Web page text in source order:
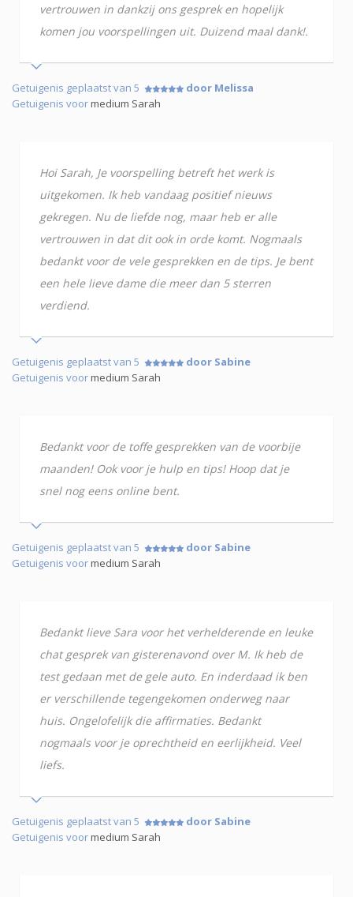
vertrouwen in dankzij ons gesprek en hopelijk
komen jou voorspellingen uit. Duizend maal dank!.
Getuigenis geplaatst van 5
door Melissa
Getuigenis voormedium Sarah
Hoi Sarah, Je voorspelling betreft het werk is
uitgekomen. Ik heb vandaag positief nieuws
gekregen. Nu de liefde nog, maar heb er alle
vertrouwen in dat dit ook in orde komt. Nogmaals
bedankt voor de vele gesprekken en de tips. Je bent
een hele lieve dame die meer dan 5 sterren
verdiend.
Getuigenis geplaatst van 5
door Sabine
Getuigenis voormedium Sarah
Bedankt voor de toffe gesprekken van de voorbije
maanden! Ook voor je hulp en tips! Hoop dat je
snel nog eens online bent.
Getuigenis geplaatst van 5
door Sabine
Getuigenis voormedium Sarah
Bedankt lieve Sara voor het verhelderende en leuke
chat gesprek van gisterenavond over M. Ik heb de
test gedaan met de gele auto. En inderdaad ik ben
er verschillende tegengekomen onderweg naar
huis. Ongelofelijk die affirmaties. Bedankt
nogmaals voor je oprechtheid en eerlijkheid. Veel
liefs.
Getuigenis geplaatst van 5
door Sabine
Getuigenis voormedium Sarah